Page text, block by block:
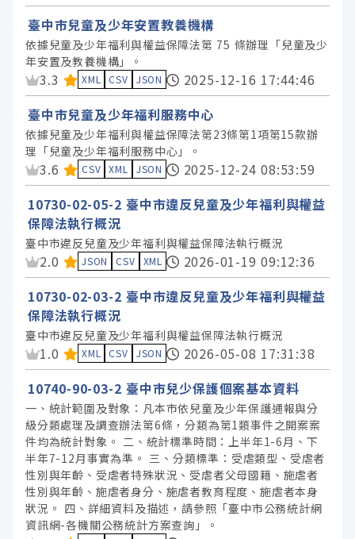
臺中市兒童及少年安置教養機構
依據兒童及少年福利與權益保障法第 75 條辦理「兒童及少
年安置及教養機構」。
資料集評分：
3.3 XML CSV JSON
2025-12-16 17:44:46
臺中市兒童及少年福利服務中心
依據兒童及少年福利與權益保障法第23條第1項第15款辦
理「兒童及少年福利服務中心」。
資料集評分：
3.6 CSV XML JSON
2025-12-24 08:53:59
10730-02-05-2 臺中市違反兒童及少年福利與權益
保障法執行概況
臺中市違反兒童及少年福利與權益保障法執行概況
資料集評分：
2.0 JSON CSV XML
2026-01-19 09:12:36
10730-02-03-2 臺中市違反兒童及少年福利與權益
保障法執行概況
臺中市違反兒童及少年福利與權益保障法執行概況
資料集評分：
1.0 XML CSV JSON
2026-05-08 17:31:38
10740-90-03-2 臺中市兒少保護個案基本資料
一、統計範圍及對象：凡本市依兒童及少年保護通報與分
級分類處理及調查辦法第6條，分類為第1類事件之開案案
件均為統計對象。 二、統計標準時間：上半年1-6月、下
半年7-12月事實為準。 三、分類標準：受虐類型、受虐者
性別與年齡、受虐者特殊狀況、受虐者父母國籍、施虐者
性別與年齡、施虐者身分、施虐者教育程度、施虐者本身
狀況。 四、詳細資料及描述，請參照「臺中市公務統計網
資訊網-各機關公務統計方案查詢」。